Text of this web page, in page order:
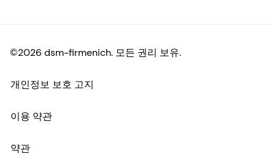
©2026 dsm-firmenich. 모든 권리 보유.
개인정보 보호 고지
이용 약관
약관